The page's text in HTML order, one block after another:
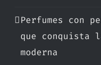
Perfumes con
que conquista
moderna